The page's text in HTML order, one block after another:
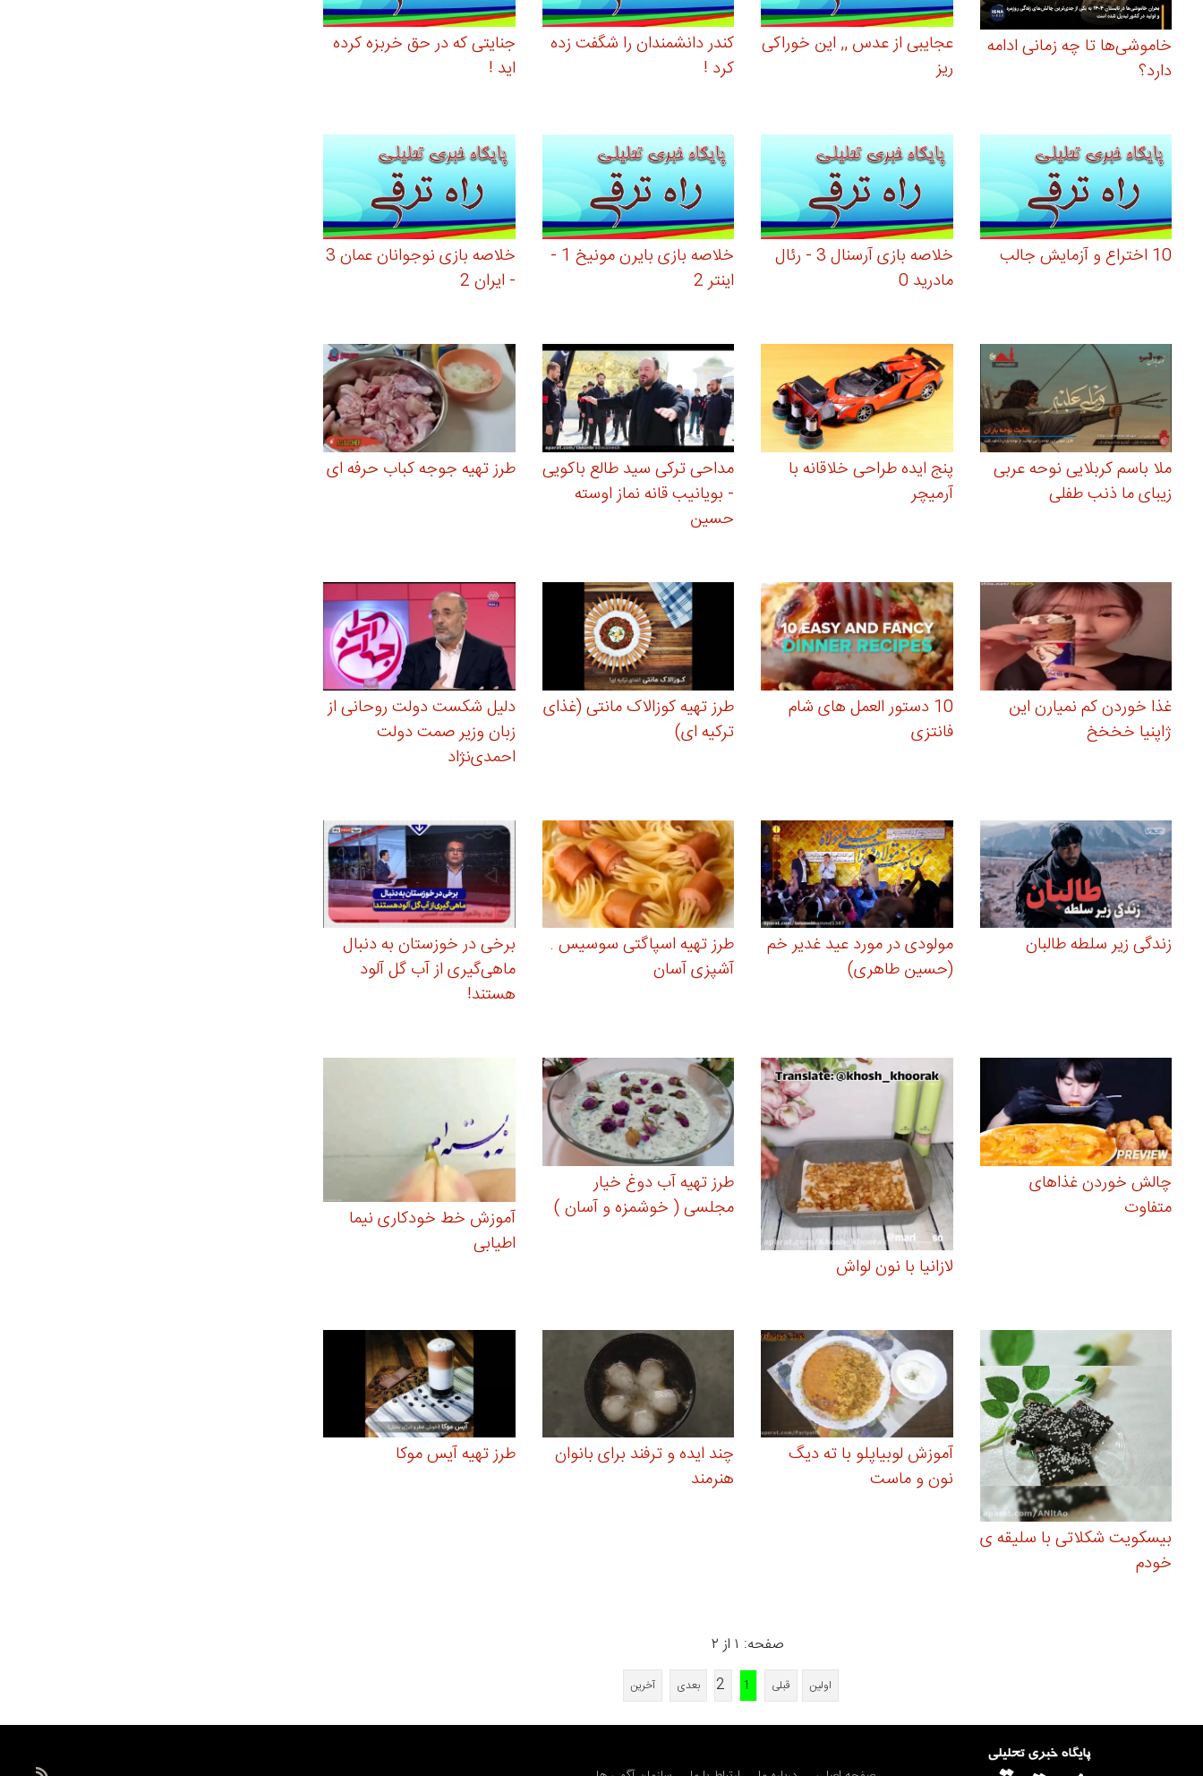
خاموشی‌ها تا چه زمانی ادامه
دارد؟
عجایبی از عدس ,, این خوراکی
ریز
کندر دانشمندان را شگفت زده
کرد !
جنایتی که در حق خربزه کرده
اید !
10 اختراع و آزمایش جالب
خلاصه بازی آرسنال 3 - رئال
مادرید 0
خلاصه بازی بایرن مونیخ 1 -
اینتر 2
خلاصه بازی نوجوانان عمان 3
- ایران 2
ملا باسم کربلایی نوحه عربی
زیبای ما ذنب طفلی
پنج ایده طراحی خلاقانه با
آرمیچر
مداحی ترکی سید طالع باکویی
- بویانیب قانه نماز اوسته
حسین
طرز تهیه جوجه کباب حرفه ای
غذا خوردن کم نمیارن این
ژاپنیا خخخخ
10 دستور العمل های شام
فانتزی
طرز تهیه کوزالاک مانتی (غذای
ترکیه ای)
دلیل شکست دولت روحانی از
زبان وزیر صمت دولت
احمدی‌‎نژاد
زندگی زیر سلطه طالبان
مولودی در مورد عید غدیر خم
(حسین طاهری)
طرز تهیه اسپاگتی سوسیس .
آشپزی آسان
برخی در خوزستان به دنبال
ماهی‌گیری از آب گل آلود
هستند!
چالش خوردن غذاهای
متفاوت
لازانیا با نون لواش
طرز تهیه آب دوغ خیار
مجلسی ( خوشمزه و آسان )
آموزش خط خودکاری نیما
اطیابی
بیسکویت شکلاتی با سلیقه ی
خودم
آموزش لوبیاپلو با ته دیگ
نون و ماست
چند ایده و ترفند برای بانوان
هنرمند
طرز تهیه آیس موکا
صفحه: ۱ از ۲
اولین قبلی 1
2 بعدی آخرین